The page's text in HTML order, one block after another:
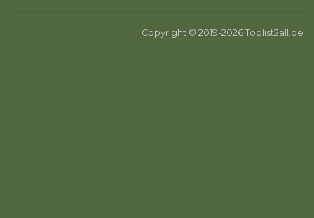
Copyright © 2019-2026 Toplist2all.de